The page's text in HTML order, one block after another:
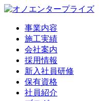
事業内容
施工実績
会社案内
採用情報
新入社員研修
保有資格
社員紹介